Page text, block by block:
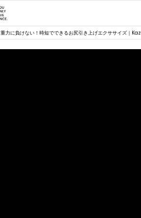
重力に負けない！時短でできるお尻引き上げエクササイズ｜